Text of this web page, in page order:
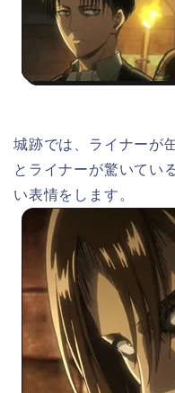
城跡では、ライナーが
とライナーが驚いてい
い表情をします。